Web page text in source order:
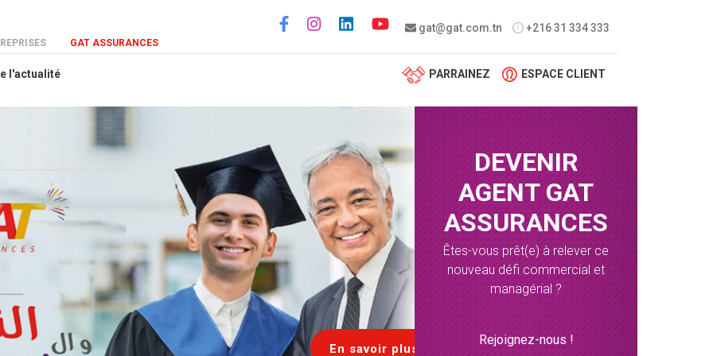
GAT ASSURANCES
gat@gat.com.tn +216 31 334 333
Social menu
l'actualité PARRAINEZ ESPACE CLIENT
En savoir plus
DEVENIR
AGENT GAT
ASSURANCES
Êtes-vous prêt(e) à relever ce
nouveau défi commercial et
managérial ?
Rejoignez-nous !